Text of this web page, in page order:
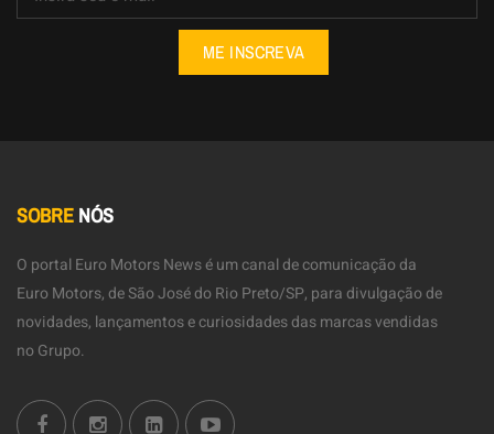
ME INSCREVA
SOBRE NÓS
O portal Euro Motors News é um canal de comunicação da
Euro Motors, de São José do Rio Preto/SP, para divulgação de
novidades, lançamentos e curiosidades das marcas vendidas
no Grupo.